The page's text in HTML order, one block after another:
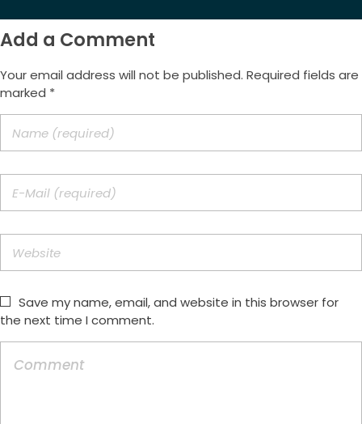
Add a Comment
Your email address will not be published. Required fields are
marked *
Save my name, email, and website in this browser for
the next time I comment.